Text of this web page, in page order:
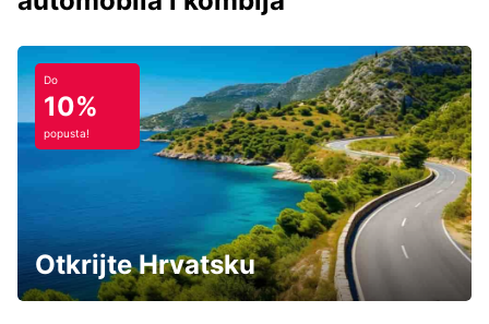
Do
10%
popusta!
Otkrijte Hrvatsku